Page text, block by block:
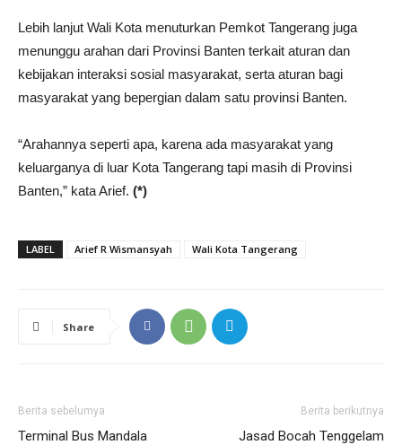
Lebih lanjut Wali Kota menuturkan Pemkot Tangerang juga
menunggu arahan dari Provinsi Banten terkait aturan dan
kebijakan interaksi sosial masyarakat, serta aturan bagi
masyarakat yang bepergian dalam satu provinsi Banten.
“Arahannya seperti apa, karena ada masyarakat yang
keluarganya di luar Kota Tangerang tapi masih di Provinsi
Banten,” kata Arief. (*)
LABEL Arief R Wismansyah Wali Kota Tangerang
Share
Berita sebelumya
Terminal Bus Mandala
Berita berikutnya
Jasad Bocah Tenggelam